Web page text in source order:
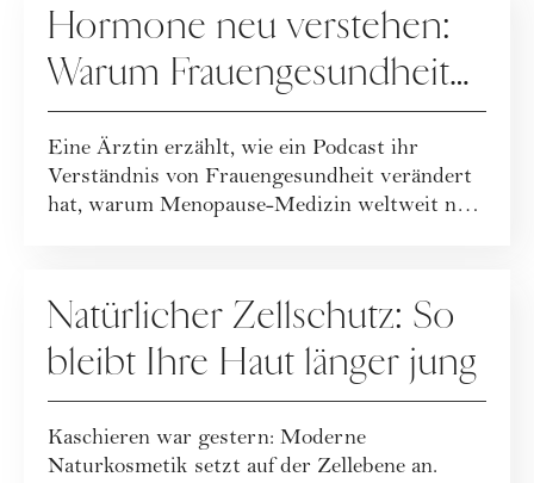
Hormone neu verstehen:
Warum Frauengesundheit
heute neu gedacht wird
Eine Ärztin erzählt, wie ein Podcast ihr
Verständnis von Frauengesundheit verändert
hat, warum Menopause-Medizin weltweit neu
Natürlicher Zellschutz: So
bleibt Ihre Haut länger jung
Kaschieren war gestern: Moderne
Naturkosmetik setzt auf der Zellebene an.